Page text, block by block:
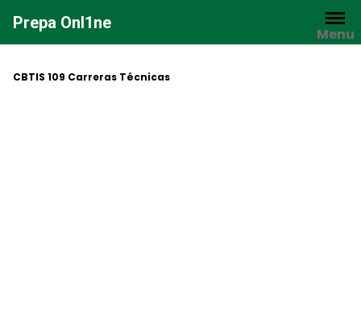
contenido
Prepa Onl1ne
Menu
CBTIS 109 Carreras Técnicas